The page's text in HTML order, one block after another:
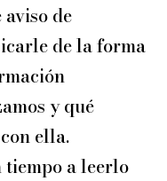
de
de la forma
y qué
ella.
tiempo a leerlo